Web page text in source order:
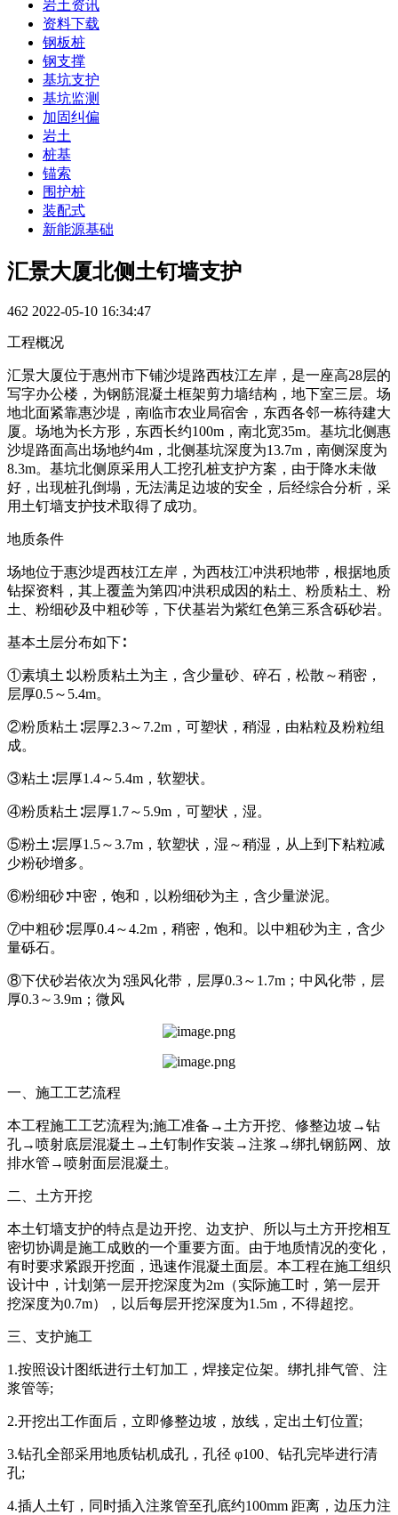
岩土资讯
资料下载
钢板桩
钢支撑
基坑支护
基坑监测
加固纠偏
岩土
桩基
锚索
围护桩
装配式
新能源基础
汇景大厦北侧土钉墙支护
462 2022-05-10 16:34:47
工程概况
汇景大厦位于惠州市下铺沙堤路西枝江左岸，是一座高28层的
写字办公楼，为钢筋混凝土框架剪力墙结构，地下室三层。场
地北面紧靠惠沙堤，南临市农业局宿舍，东西各邻一栋待建大
厦。场地为长方形，东西长约100m，南北宽35m。基坑北侧惠
沙堤路面高出场地约4m，北侧基坑深度为13.7m，南侧深度为
8.3m。基坑北侧原采用人工挖孔桩支护方案，由于降水未做
好，出现桩孔倒塌，无法满足边坡的安全，后经综合分析，采
用土钉墙支护技术取得了成功。
地质条件
场地位于惠沙堤西枝江左岸，为西枝江冲洪积地带，根据地质
钻探资料，其上覆盖为第四冲洪积成因的粘土、粉质粘土、粉
土、粉细砂及中粗砂等，下伏基岩为紫红色第三系含砾砂岩。
基本土层分布如下∶
①素填土∶以粉质粘土为主，含少量砂、碎石，松散～稍密，
层厚0.5～5.4m。
②粉质粘土∶层厚2.3～7.2m，可塑状，稍湿，由粘粒及粉粒组
成。
③粘土∶层厚1.4～5.4m，软塑状。
④粉质粘土∶层厚1.7～5.9m，可塑状，湿。
⑤粉土∶层厚1.5～3.7m，软塑状，湿～稍湿，从上到下粘粒减
少粉砂增多。
⑥粉细砂∶中密，饱和，以粉细砂为主，含少量淤泥。
⑦中粗砂∶层厚0.4～4.2m，稍密，饱和。以中粗砂为主，含少
量砾石。
⑧下伏砂岩依次为∶强风化带，层厚0.3～1.7m；中风化带，层
厚0.3～3.9m；微风
一、施工工艺流程
本工程施工工艺流程为;施工准备→土方开挖、修整边坡→钻
孔→喷射底层混凝土→土钉制作安装→注浆→绑扎钢筋网、放
排水管→喷射面层混凝土。
二、土方开挖
本土钉墙支护的特点是边开挖、边支护、所以与土方开挖相互
密切协调是施工成败的一个重要方面。由于地质情况的变化，
有时要求紧跟开挖面，迅速作混凝土面层。本工程在施工组织
设计中，计划第一层开挖深度为2m（实际施工时，第一层开
挖深度为0.7m），以后每层开挖深度为1.5m，不得超挖。
三、支护施工
1.按照设计图纸进行土钉加工，焊接定位架。绑扎排气管、注
浆管等;
2.开挖出工作面后，立即修整边坡，放线，定出土钉位置;
3.钻孔全部采用地质钻机成孔，孔径 φ100、钻孔完毕进行清
孔;
4.插人土钉，同时插入注浆管至孔底约100mm 距离，边压力注